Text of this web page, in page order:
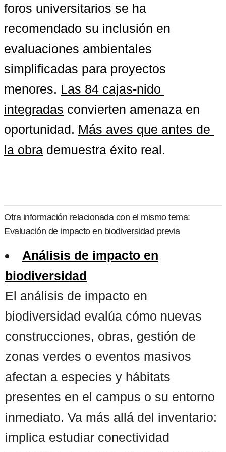
foros universitarios se ha
recomendado su inclusión en
evaluaciones ambientales
simplificadas para proyectos
menores. Las 84 cajas-nido
integradas convierten amenaza en
oportunidad. Más aves que antes de
la obra demuestra éxito real.
Otra información relacionada con el mismo tema:
Evaluación de impacto en biodiversidad previa
Análisis de impacto en
biodiversidad
El análisis de impacto en
biodiversidad evalúa cómo nuevas
construcciones, obras, gestión de
zonas verdes o eventos masivos
afectan a especies y hábitats
presentes en el campus o su entorno
inmediato. Va más allá del inventario:
implica estudiar conectividad